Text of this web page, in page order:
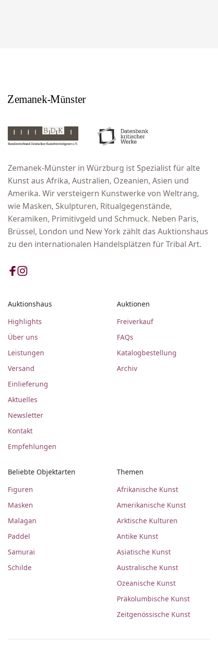
Zemanek-Münster in Würzburg ist Spezialist für alte
Kunst aus Afrika, Australien, Ozeanien, Asien und
Amerika. Wir versteigern Kunstwerke von Weltrang,
wie Masken, Skulpturen, Ritualgegenstände,
Keramiken, Primitivgeld und Schmuck. Neben Paris,
Brüssel, London und New York zählt das Auktionshaus
zu den internationalen Handelsplätzen für Tribal Art.
Auktionshaus
Highlights
Über uns
Leistungen
Versand
Einlieferung
Aktuelles
Newsletter
Kontakt
Empfehlungen
Auktionen
Freiverkauf
FAQs
Katalogbestellung
Archiv
Beliebte Objektarten
Figuren
Masken
Malagan
Paddel
Samurai
Schilde
Themen
Afrikanische Kunst
Amerikanische Kunst
Arktische Kulturen
Antike Kunst
Asiatische Kunst
Australische Kunst
Ozeanische Kunst
Präkolumbische Kunst
Zeitgenössische Kunst